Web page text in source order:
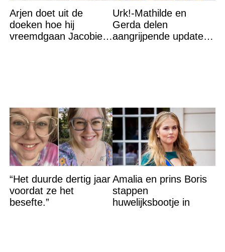
Arjen doet uit de
doeken hoe hij
vreemdgaan Jacobien
Urk!-Mathilde en
Gerda delen
aangrijpende update
“Het duurde dertig jaar
voordat ze het
besefte.”
Amalia en prins Boris
stappen
huwelijksbootje in